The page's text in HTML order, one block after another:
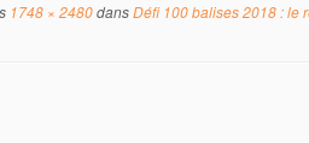
1748 × 2480dansDéfi 100 balises 2018 : le